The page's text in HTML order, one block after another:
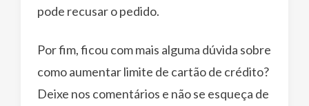
pode recusar o pedido.
Por fim, ficou com mais alguma dúvida sobre
como aumentar limite de cartão de crédito?
Deixe nos comentários e não se esqueça de